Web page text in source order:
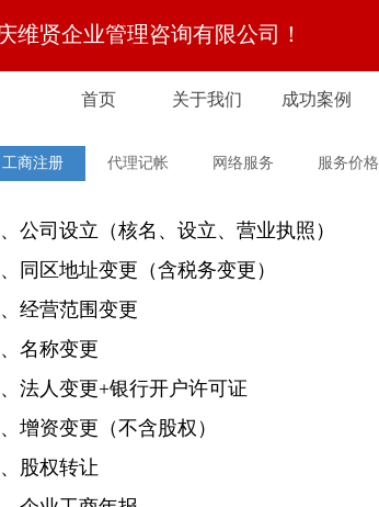
维贤企业管理咨询有限公司！
首页
首页
关于我们
关于我们
成功案例
成功案例
工商注册 代理记帐 网络服务 服务价格
公司设立（核名、设立、营业执照）
同区地址变更（含税务变更）
经营范围变更
名称变更
法人变更+银行开户许可证
增资变更（不含股权）
股权转让